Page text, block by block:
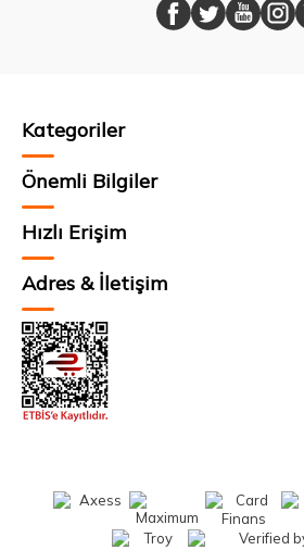
Kategoriler
Önemli Bilgiler
Hızlı Erişim
Adres & İletişim